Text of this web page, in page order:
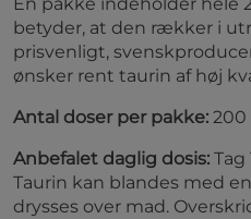
betyder, at den rækker i
prisvenligt,
ønsker rent taurin af høj
Antal doser per pakke: 200
Anbefalet daglig dosis: Tag
Taurin kan blandes med
drysses over mad.